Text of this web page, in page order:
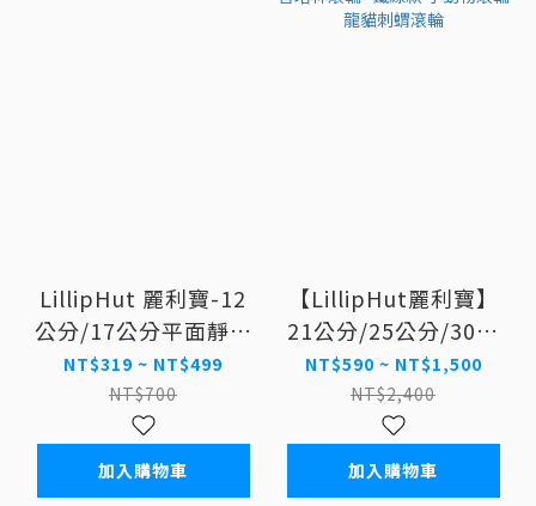
LillipHut 麗利寶-12
公分/17公分平面靜音
培林滾輪(無支架)
NT$319 ~ NT$499
NT$700
加入購物車
【LillipHut麗利寶】
21公分/25公分/30公
分/40公分平面靜音培
林滾輪 -鐵線款 小動物
滾輪 龍貓刺蝟滾輪
NT$590 ~ NT$1,500
NT$2,400
加入購物車